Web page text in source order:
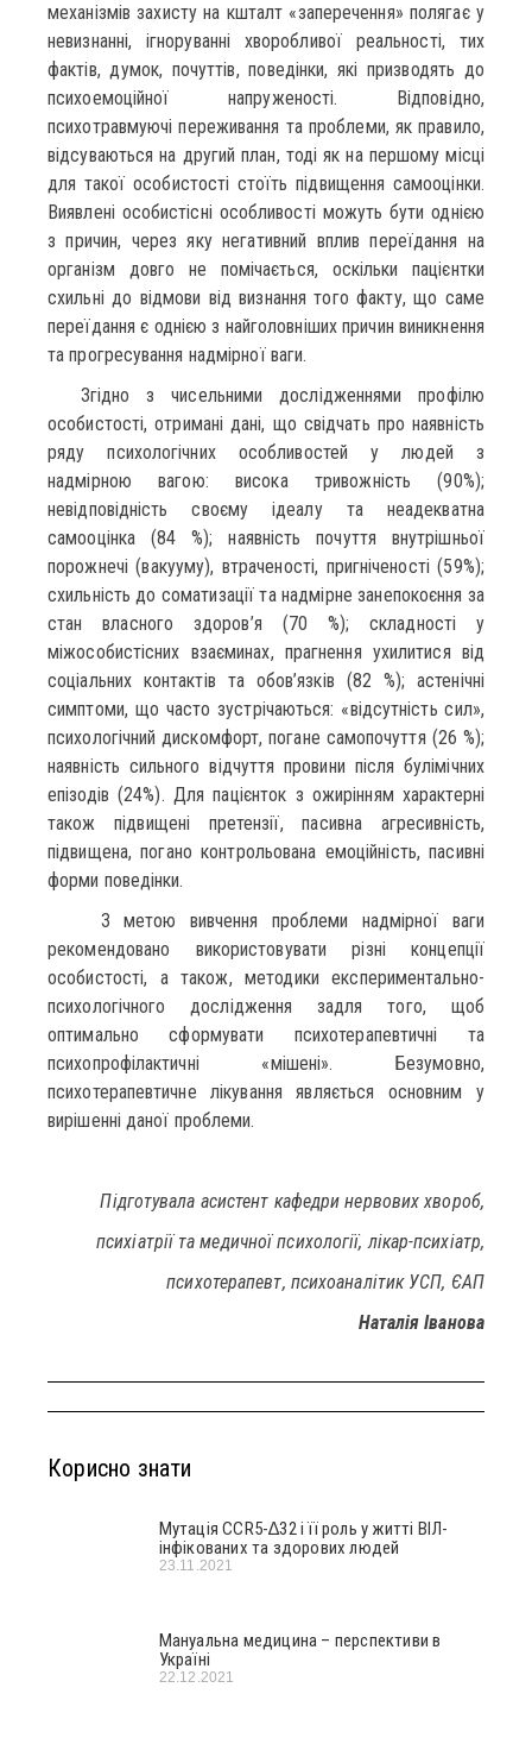
механізмів захисту на кшталт «заперечення» полягає у
невизнанні, ігноруванні хворобливої реальності, тих
фактів, думок, почуттів, поведінки, які призводять до
психоемоційної напруженості. Відповідно,
психотравмуючі переживання та проблеми, як правило,
відсуваються на другий план, тоді як на першому місці
для такої особистості стоїть підвищення самооцінки.
Виявлені особистісні особливості можуть бути однією
з причин, через яку негативний вплив переїдання на
організм довго не помічається, оскільки пацієнтки
схильні до відмови від визнання того факту, що саме
переїдання є однією з найголовніших причин виникнення
та прогресування надмірної ваги.
Згідно з чисельними дослідженнями профілю
особистості, отримані дані, що свідчать про наявність
ряду психологічних особливостей у людей з
надмірною вагою: висока тривожність (90%);
невідповідність своєму ідеалу та неадекватна
самооцінка (84 %); наявність почуття внутрішньої
порожнечі (вакууму), втраченості, пригніченості (59%);
схильність до соматизації та надмірне занепокоєння за
стан власного здоров’я (70 %); складності у
міжособистісних взаєминах, прагнення ухилитися від
соціальних контактів та обов’язків (82 %); астенічні
симптоми, що часто зустрічаються: «відсутність сил»,
психологічний дискомфорт, погане самопочуття (26 %);
наявність сильного відчуття провини після булімічних
епізодів (24%). Для пацієнток з ожирінням характерні
також підвищені претензії, пасивна агресивність,
підвищена, погано контрольована емоційність, пасивні
форми поведінки.
З метою вивчення проблеми надмірної ваги
рекомендовано використовувати різні концепції
особистості, а також, методики експериментально-
психологічного дослідження задля того, щоб
оптимально сформувати психотерапевтичні та
психопрофілактичні «мішені». Безумовно,
психотерапевтичне лікування являється основним у
вирішенні даної проблеми.
Підготувала асистент кафедри нервових хвороб,
психіатрії та медичної психології, лікар-психіатр,
психотерапевт, психоаналітик УСП, ЄАП
Наталія Іванова
Корисно знати
Мутація CCR5-∆32 і її роль у житті ВІЛ-
інфікованих та здорових людей
23.11.2021
Мануальна медицина – перспективи в
Україні
22.12.2021